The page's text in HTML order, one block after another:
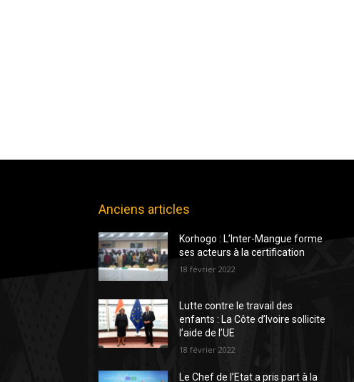
Anciens articles
Korhogo : L’Inter-Mangue forme
ses acteurs à la certification
18 février 2022
Lutte contre le travail des
enfants : La Côte d’Ivoire sollicite
l’aide de l’UE
18 février 2022
Le Chef de l’Etat a pris part à la